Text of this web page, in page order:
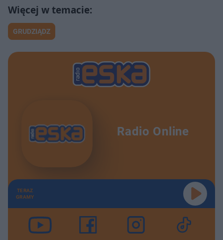
GRUDZIĄDZ
Radio Online
TERAZ
GRAMY